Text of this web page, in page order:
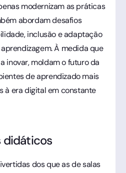
modernizam as práticas
abordam desafios
inclusão e adaptação
À medida que
inovar, moldam o futuro da
de aprendizado mais
à era digital em constante
didáticos
dos que as de salas